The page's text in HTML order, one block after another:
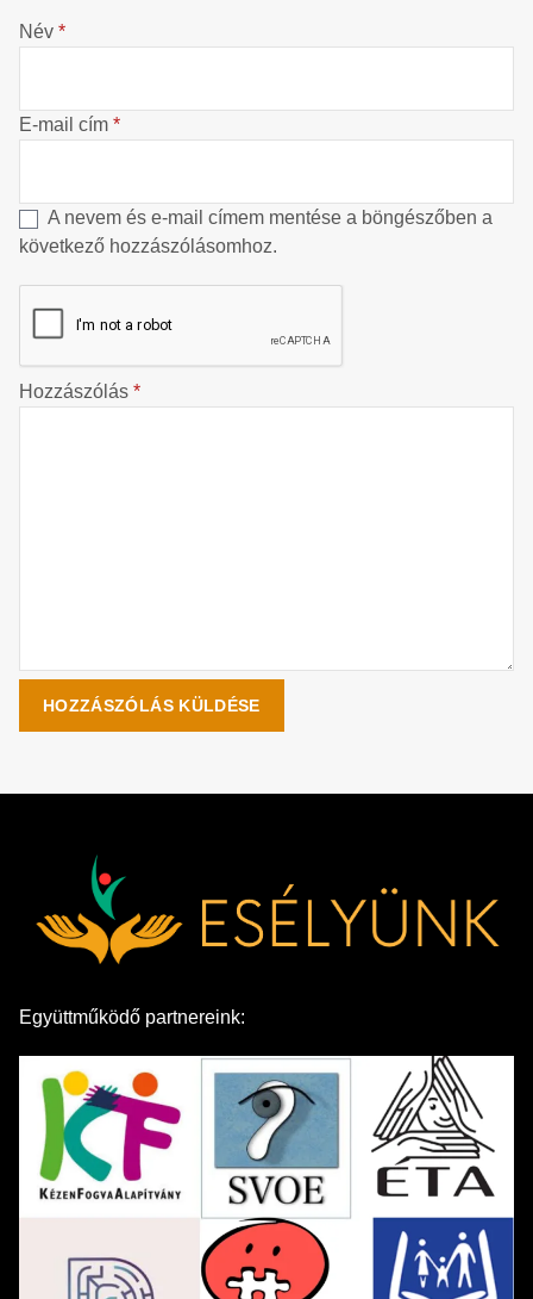
Név *
E-mail cím *
A nevem és e-mail címem mentése a böngészőben a
következő hozzászólásomhoz.
Hozzászólás *
Együttműködő partnereink: